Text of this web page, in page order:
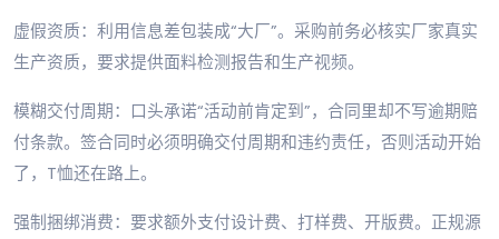
虚假资质：利用信息差包装成“大厂”。采购前务必核实厂家真实
生产资质，要求提供面料检测报告和生产视频。
模糊交付周期：口头承诺“活动前肯定到”，合同里却不写逾期赔
付条款。签合同时必须明确交付周期和违约责任，否则活动开始
了，T恤还在路上。
强制捆绑消费：要求额外支付设计费、打样费、开版费。正规源